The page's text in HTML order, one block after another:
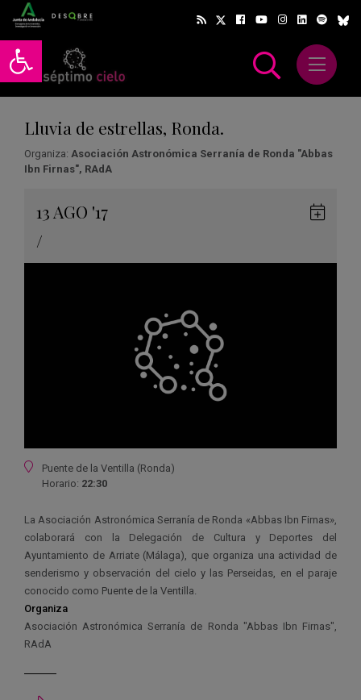
Abrir barra de herramientas
Abrir
Lluvia de estrellas, Ronda.
Organiza: Asociación Astronómica Serranía de Ronda "Abbas
Ibn Firnas", RAdA
13 AGO '17
/
Ubicación
Puente de la Ventilla (Ronda)
Horario: 22:30
La Asociación Astronómica Serranía de Ronda «Abbas Ibn Firnas»,
colaborará con la Delegación de Cultura y Deportes del
Ayuntamiento de Arriate (Málaga), que organiza una actividad de
senderismo y observación del cielo y las Perseidas, en el paraje
conocido como Puente de la Ventilla.
Organiza
Asociación Astronómica Serranía de Ronda "Abbas Ibn Firnas",
RAdA